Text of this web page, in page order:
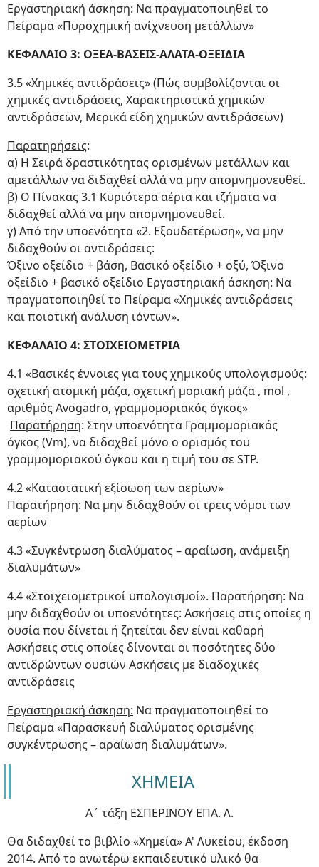
Εργαστηριακή άσκηση: Να πραγματοποιηθεί το
Πείραμα «Πυροχημική ανίχνευση μετάλλων»
ΚΕΦΑΛΑΙΟ 3: ΟΞΕΑ-ΒΑΣΕΙΣ-ΑΛΑΤΑ-ΟΞΕΙΔΙΑ
3.5 «Χημικές αντιδράσεις» (Πώς συμβολίζονται οι
χημικές αντιδράσεις, Χαρακτηριστικά χημικών
αντιδράσεων, Μερικά είδη χημικών αντιδράσεων)
Παρατηρήσεις:
α) Η Σειρά δραστικότητας ορισμένων μετάλλων και
αμετάλλων να διδαχθεί αλλά να μην απομνημονευθεί.
β) Ο Πίνακας 3.1 Κυριότερα αέρια και ιζήματα να
διδαχθεί αλλά να μην απομνημονευθεί.
γ) Από την υποενότητα «2. Εξουδετέρωση», να μην
διδαχθούν οι αντιδράσεις:
Όξινο οξείδιο + βάση, Βασικό οξείδιο + οξύ, Όξινο
οξείδιο + βασικό οξείδιο Εργαστηριακή άσκηση: Να
πραγματοποιηθεί το Πείραμα «Χημικές αντιδράσεις
και ποιοτική ανάλυση ιόντων».
ΚΕΦΑΛΑΙΟ 4: ΣΤΟΙΧΕΙΟΜΕΤΡΙΑ
4.1 «Βασικές έννοιες για τους χημικούς υπολογισμούς:
σχετική ατομική μάζα, σχετική μοριακή μάζα , mol ,
αριθμός Avogadro, γραμμομοριακός όγκος»
Παρατήρηση: Στην υποενότητα Γραμμομοριακός
όγκος (Vm), να διδαχθεί μόνο ο ορισμός του
γραμμομοριακού όγκου και η τιμή του σε STP.
4.2 «Καταστατική εξίσωση των αερίων»
Παρατήρηση: Να μην διδαχθούν οι τρεις νόμοι των
αερίων
4.3 «Συγκέντρωση διαλύματος – αραίωση, ανάμειξη
διαλυμάτων»
4.4 «Στοιχειομετρικοί υπολογισμοί». Παρατήρηση: Να
μην διδαχθούν οι υποενότητες: Ασκήσεις στις οποίες η
ουσία που δίνεται ή ζητείται δεν είναι καθαρή
Ασκήσεις στις οποίες δίνονται οι ποσότητες δύο
αντιδρώντων ουσιών Ασκήσεις με διαδοχικές
αντιδράσεις
Εργαστηριακή άσκηση: Να πραγματοποιηθεί το
Πείραμα «Παρασκευή διαλύματος ορισμένης
συγκέντρωσης – αραίωση διαλυμάτων».
ΧΗΜΕΙΑ
Α΄ τάξη ΕΣΠΕΡΙΝΟΥ ΕΠΑ. Λ.
Θα διδαχθεί το βιβλίο «Χημεία» Α' Λυκείου, έκδοση
2014. Από το ανωτέρω εκπαιδευτικό υλικό θα